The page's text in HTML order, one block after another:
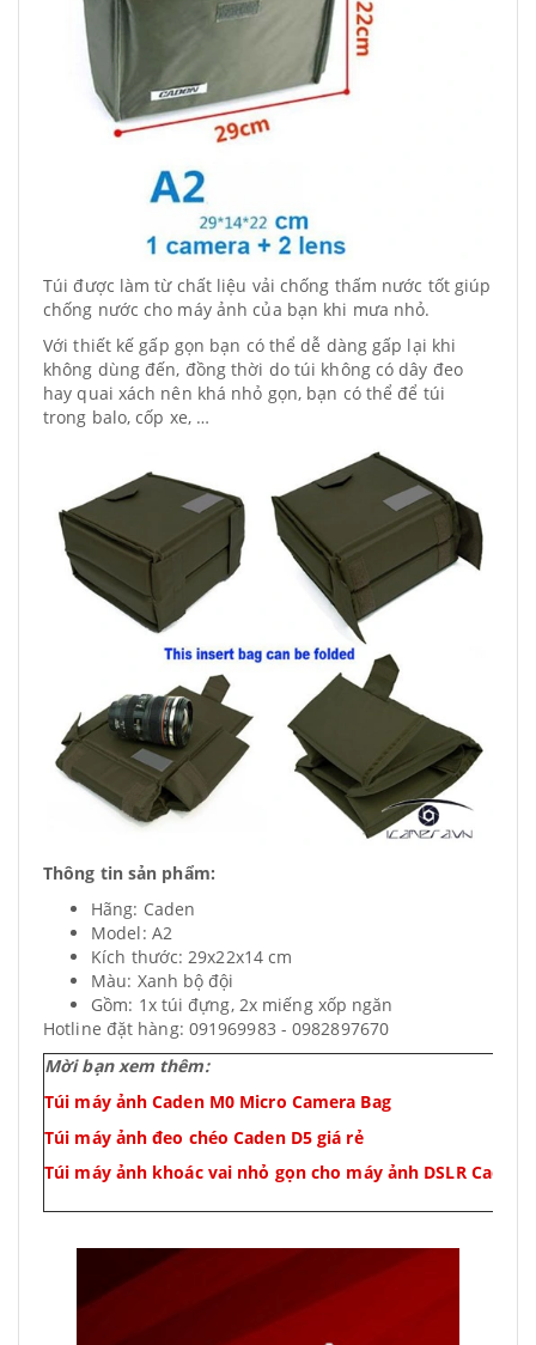
Túi được làm từ chất liệu vải chống thấm nước tốt giúp
chống nước cho máy ảnh của bạn khi mưa nhỏ.
Với thiết kế gấp gọn bạn có thể dễ dàng gấp lại khi
không dùng đến, đồng thời do túi không có dây đeo
hay quai xách nên khá nhỏ gọn, bạn có thể để túi
trong balo, cốp xe, …
Thông tin sản phẩm:
Hãng: Caden
Model: A2
Kích thước: 29x22x14 cm
Màu: Xanh bộ đội
Gồm: 1x túi đựng, 2x miếng xốp ngăn
Hotline đặt hàng: 091969983 - 0982897670
Mời bạn xem thêm:
Túi máy ảnh Caden M0 Micro Camera Bag
Túi máy ảnh đeo chéo Caden D5 giá rẻ
Túi máy ảnh khoác vai nhỏ gọn cho máy ảnh DSLR Caden